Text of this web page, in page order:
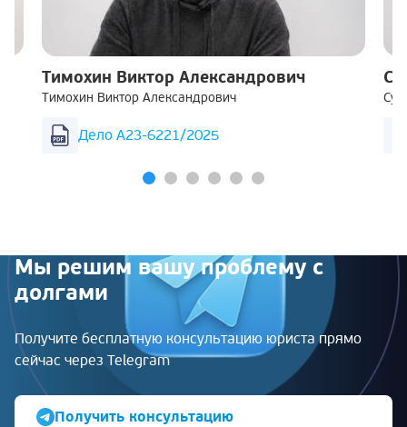
Тимохин Виктор Александрович
Тимохин Виктор Александрович
Дело А23-6221/2025
Мы решим вашу проблему с
долгами
Получите бесплатную консультацию юриста прямо
сейчас через Telegram
Получить консультацию